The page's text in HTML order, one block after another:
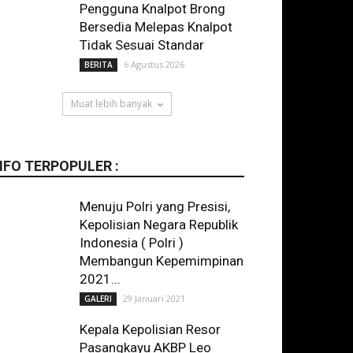
Pengguna Knalpot Brong
Bersedia Melepas Knalpot
Tidak Sesuai Standar
BERITA 6 Agustus 2026
Muat lebih banyak
TERPOPULER :
Menuju Polri yang Presisi,
Kepolisian Negara Republik
Indonesia ( Polri )
Membangun Kepemimpinan
2021...
GALERI 29 Januari 2021
Kepala Kepolisian Resor
Pasangkayu AKBP Leo